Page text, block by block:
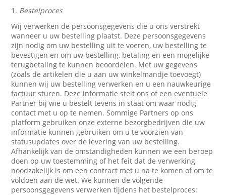
1. Bestelproces
Wij verwerken de persoonsgegevens die u ons verstrekt
wanneer u uw bestelling plaatst. Deze persoonsgegevens
zijn nodig om uw bestelling uit te voeren, uw bestelling te
bevestigen en om uw bestelling, betaling en een mogelijke
terugbetaling te kunnen beoordelen. Met uw gegevens
(zoals de artikelen die u aan uw winkelmandje toevoegt)
kunnen wij uw bestelling verwerken en u een nauwkeurige
factuur sturen. Deze informatie stelt ons of een eventuele
Partner bij wie u bestelt tevens in staat om waar nodig
contact met u op te nemen. Sommige Partners op ons
platform gebruiken onze externe bezorgbedrijven die uw
informatie kunnen gebruiken om u te voorzien van
statusupdates over de levering van uw bestelling.
Afhankelijk van de omstandigheden kunnen we een beroep
doen op uw toestemming of het feit dat de verwerking
noodzakelijk is om een contract met u na te komen of om te
voldoen aan de wet. We kunnen de volgende
persoonsgegevens verwerken tijdens het bestelproces: